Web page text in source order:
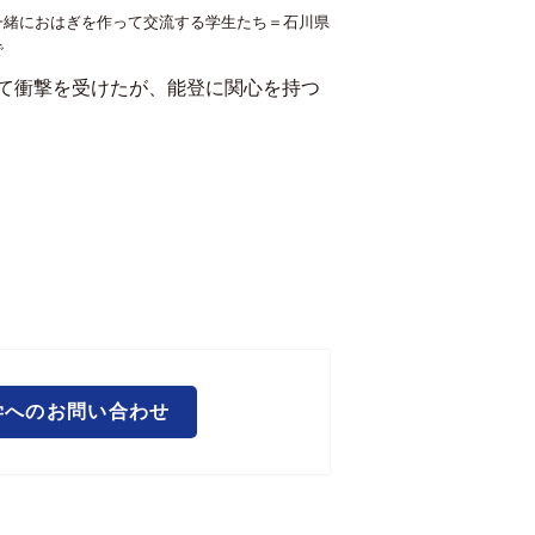
におはぎを作って交流する学生たち＝石川県
衝撃を受けたが、能登に関心を持つ
へのお問い合わせ